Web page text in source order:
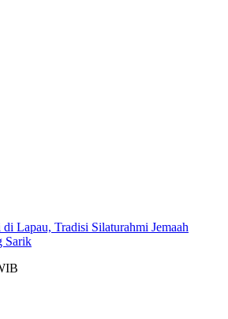
Lapau, Tradisi Silaturahmi Jemaah
Sarik